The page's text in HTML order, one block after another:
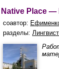
Native Place —
соавтор:
разделы: